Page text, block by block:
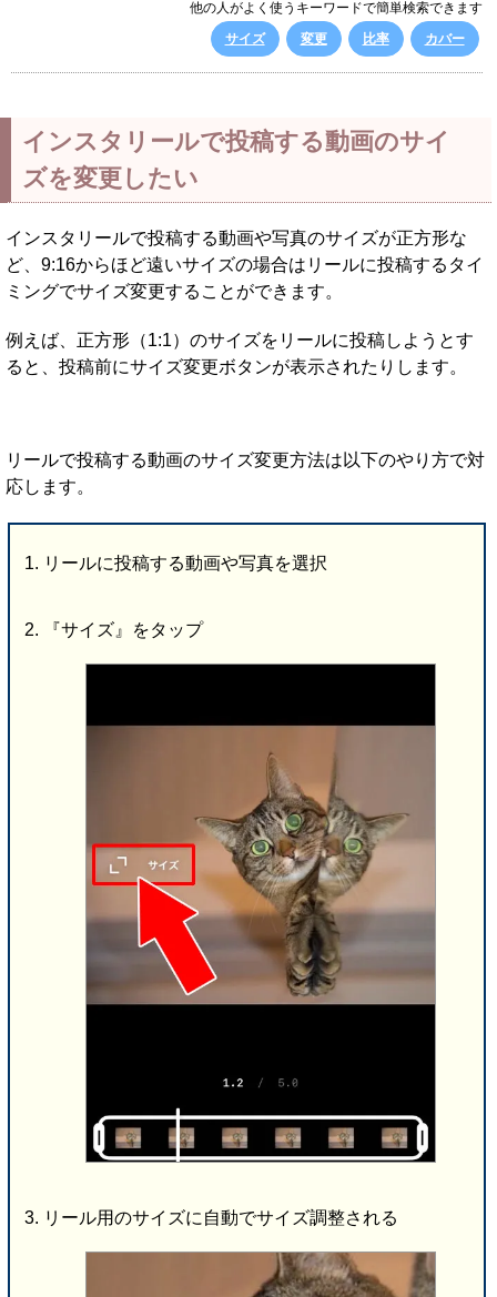
他の人がよく使うキーワードで簡単検索できます
サイズ
変更 比率 カバー
インスタリールで投稿する動画のサイ
ズを変更したい
インスタリールで投稿する動画や写真のサイズが正方形な
ど、9:16からほど遠いサイズの場合はリールに投稿するタイ
ミングでサイズ変更することができます。
例えば、正方形（1:1）のサイズをリールに投稿しようとす
ると、投稿前にサイズ変更ボタンが表示されたりします。
リールで投稿する動画のサイズ変更方法は以下のやり方で対
応します。
リールに投稿する動画や写真を選択
『サイズ』をタップ
リール用のサイズに自動でサイズ調整される